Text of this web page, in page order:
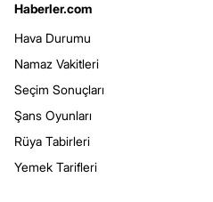
Haberler.com
Hava Durumu
Namaz Vakitleri
Seçim Sonuçları
Şans Oyunları
Rüya Tabirleri
Yemek Tarifleri